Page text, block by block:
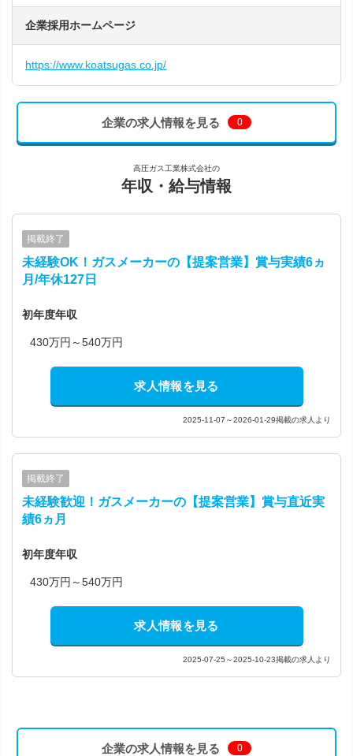
企業採用ホームページ
https://www.koatsugas.co.jp/
企業の求人情報を見る 0
高圧ガス工業株式会社の
年収・給与情報
掲載終了
未経験OK！ガスメーカーの【提案営業】賞与実績6ヵ
月/年休127日
初年度年収
430万円～540万円
求人情報を見る
2025-11-07～2026-01-29掲載の求人より
掲載終了
未経験歓迎！ガスメーカーの【提案営業】賞与直近実
績6ヵ月
初年度年収
430万円～540万円
求人情報を見る
2025-07-25～2025-10-23掲載の求人より
企業の求人情報を見る 0